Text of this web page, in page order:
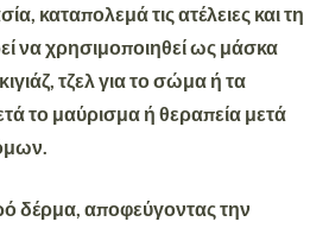
καταπολεμά τις ατέλειες και τη
να χρησιμοποιηθεί ως μάσκα
τζελ για το σώμα ή τα
το μαύρισμα ή θεραπεία μετά
δέρμα, αποφεύγοντας την